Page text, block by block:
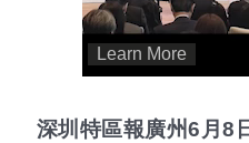
深圳特區報廣州6月8